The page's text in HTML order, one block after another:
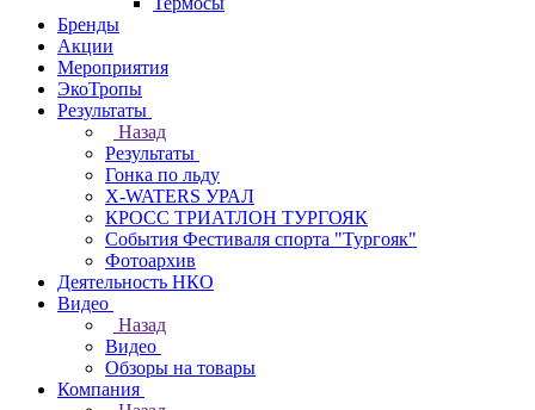
Бренды
Акции
Мероприятия
ЭкоТропы
Результаты
Назад
Результаты
Гонка по льду
X-WATERS УРАЛ
КРОСС ТРИАТЛОН ТУРГОЯК
События Фестиваля спорта "Тургояк"
Фотоархив
Деятельность НКО
Видео
Назад
Видео
Обзоры на товары
Компания